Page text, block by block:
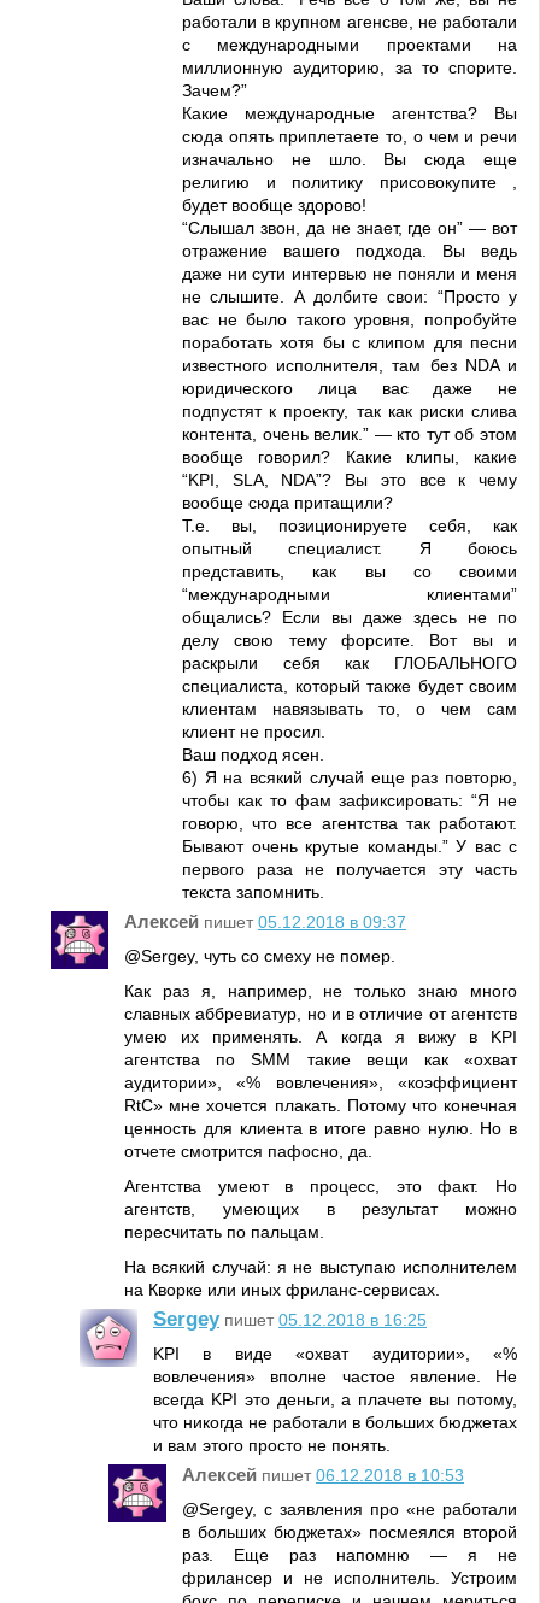
работали в крупном агенсве, не работали
с международными проектами на
миллионную аудиторию, за то спорите.
Зачем?”
Какие международные агентства? Вы
сюда опять приплетаете то, о чем и речи
изначально не шло. Вы сюда еще
религию и политику присовокупите ,
будет вообще здорово!
“Слышал звон, да не знает, где он” — вот
отражение вашего подхода. Вы ведь
даже ни сути интервью не поняли и меня
не слышите. А долбите свои: “Просто у
вас не было такого уровня, попробуйте
поработать хотя бы с клипом для песни
известного исполнителя, там без NDA и
юридического лица вас даже не
подпустят к проекту, так как риски слива
контента, очень велик.” — кто тут об этом
вообще говорил? Какие клипы, какие
“KPI, SLA, NDA”? Вы это все к чему
вообще сюда притащили?
Т.е. вы, позиционируете себя, как
опытный специалист. Я боюсь
представить, как вы со своими
“международными клиентами”
общались? Если вы даже здесь не по
делу свою тему форсите. Вот вы и
раскрыли себя как ГЛОБАЛЬНОГО
специалиста, который также будет своим
клиентам навязывать то, о чем сам
клиент не просил.
Ваш подход ясен.
6) Я на всякий случай еще раз повторю,
чтобы как то фам зафиксировать: “Я не
говорю, что все агентства так работают.
Бывают очень крутые команды.” У вас с
первого раза не получается эту часть
текста запомнить.
Алексей пишет 05.12.2018 в 09:37
@Sergey, чуть со смеху не помер.
Как раз я, например, не только знаю много
славных аббревиатур, но и в отличие от агентств
умею их применять. А когда я вижу в KPI
агентства по SMM такие вещи как «охват
аудитории», «% вовлечения», «коэффициент
RtC» мне хочется плакать. Потому что конечная
ценность для клиента в итоге равно нулю. Но в
отчете смотрится пафосно, да.
Агентства умеют в процесс, это факт. Но
агентств, умеющих в результат можно
пересчитать по пальцам.
На всякий случай: я не выступаю исполнителем
на Кворке или иных фриланс-сервисах.
Sergeyпишет 05.12.2018 в 16:25
KPI в виде «охват аудитории», «%
вовлечения» вполне частое явление. Не
всегда KPI это деньги, а плачете вы потому,
что никогда не работали в больших бюджетах
и вам этого просто не понять.
Алексей пишет 06.12.2018 в 10:53
@Sergey, с заявления про «не работали
в больших бюджетах» посмеялся второй
раз. Еще раз напомню — я не
фрилансер и не исполнитель. Устроим